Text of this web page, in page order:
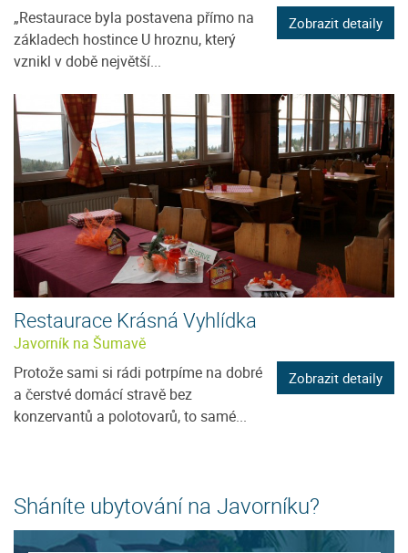
„Restaurace byla postavena přímo na
základech hostince U hroznu, který
vznikl v době největší...
Zobrazit detaily
Restaurace Krásná Vyhlídka
Javorník na Šumavě
Protože sami si rádi potrpíme na dobré
a čerstvé domácí stravě bez
konzervantů a polotovarů, to samé...
Zobrazit detaily
Sháníte ubytování na Javorníku?